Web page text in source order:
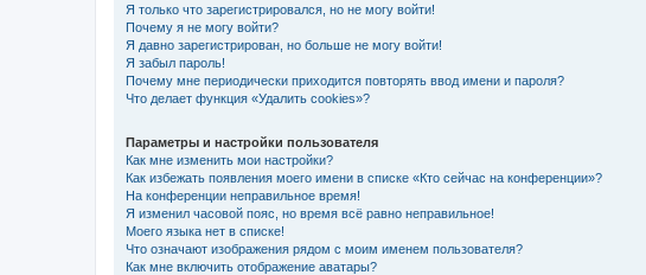
Я только что зарегистрировался, но не могу войти!
Почему я не могу войти?
Я давно зарегистрирован, но больше не могу войти!
Я забыл пароль!
Почему мне периодически приходится повторять ввод имени и пароля?
Что делает функция «Удалить cookies»?
Параметры и настройки пользователя
Как мне изменить мои настройки?
Как избежать появления моего имени в списке «Кто сейчас на конференции»?
На конференции неправильное время!
Я изменил часовой пояс, но время всё равно неправильное!
Моего языка нет в списке!
Что означают изображения рядом с моим именем пользователя?
Как мне включить отображение аватары?